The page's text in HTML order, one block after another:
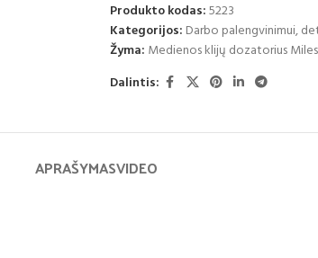
Produkto kodas:5223
Kategorijos: Darbo palengvinimui,
Žyma: Medienos klijų dozatorius
Dalintis:
APRAŠYMASVIDEO